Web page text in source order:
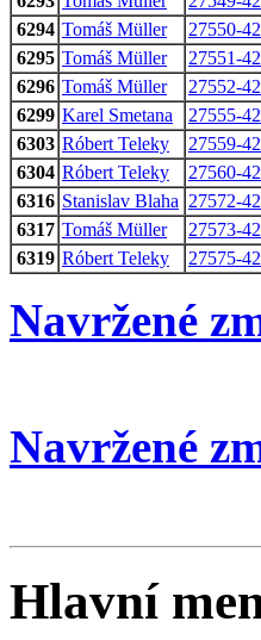
6294 Tomáš Müller 27550-
6295 Tomáš Müller 27551-
6296 Tomáš Müller 27552-
6299 Karel Smetana 27555-
6303 Róbert Teleky 27559-
6304 Róbert Teleky 27560-
6316 Stanislav Blaha 27572-
6317 Tomáš Müller 27573-
6319 Róbert Teleky 27575-
Navržené
Navržené
Hlavní